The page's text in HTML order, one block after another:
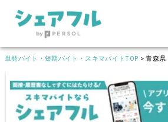
単発バイト・短期バイト・スキマバイトTOP >青森県